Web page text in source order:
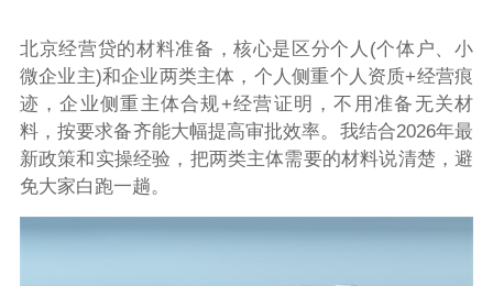
北京经营贷的材料准备，核心是区分个人(个体户、小
微企业主)和企业两类主体，个人侧重个人资质+经营痕
迹，企业侧重主体合规+经营证明，不用准备无关材
料，按要求备齐能大幅提高审批效率。我结合2026年最
新政策和实操经验，把两类主体需要的材料说清楚，避
免大家白跑一趟。